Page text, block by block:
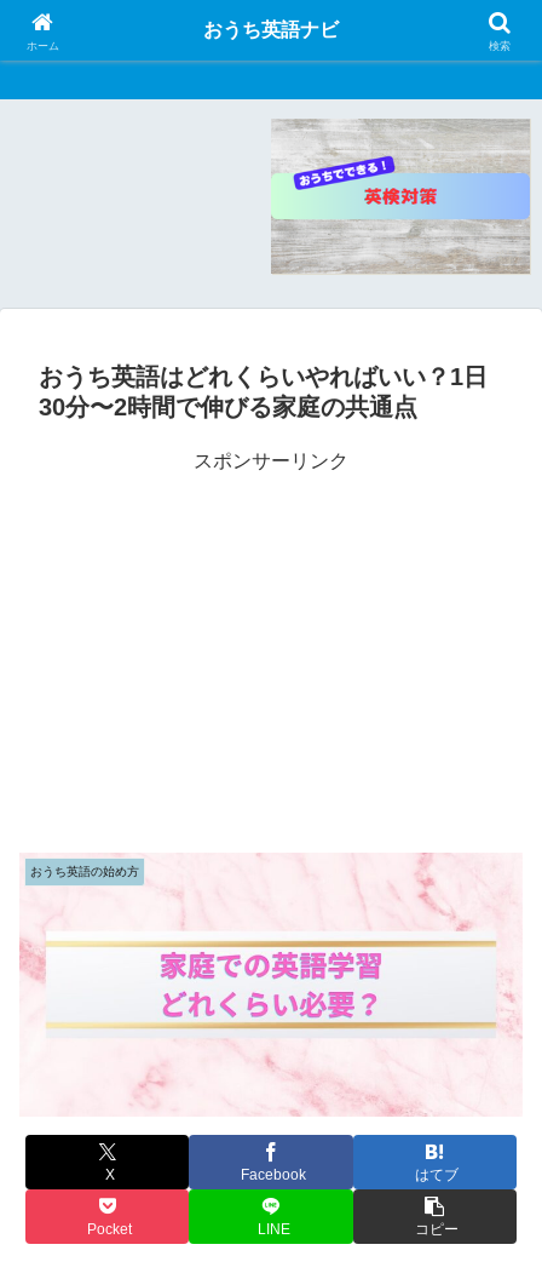
おうち英語ナビ
おうち英語はどれくらいやればいい？1日
30分〜2時間で伸びる家庭の共通点
スポンサーリンク
おうち英語の始め方
X Facebook はてブ
Pocket LINE コピー
ホーム
おうち英語ナビ
検索